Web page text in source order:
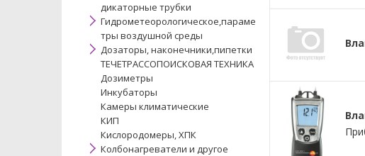
дикаторные трубки
Гидрометеорологическое,параме
тры воздушной среды
Дозаторы, наконечники,пипетки
ТЕЧЕТРАССОПОИСКОВАЯ ТЕХНИКА
Дозиметры
Инкубаторы
Камеры климатические
КИП
Кислородомеры, ХПК
Колбонагреватели и другое